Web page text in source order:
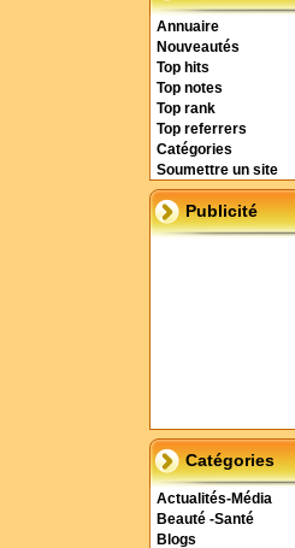
Annuaire
Nouveautés
Top hits
Top notes
Top rank
Top referrers
Catégories
Soumettre un site
Publicité
Catégories
Actualités-Média
Beauté -Santé
Blogs